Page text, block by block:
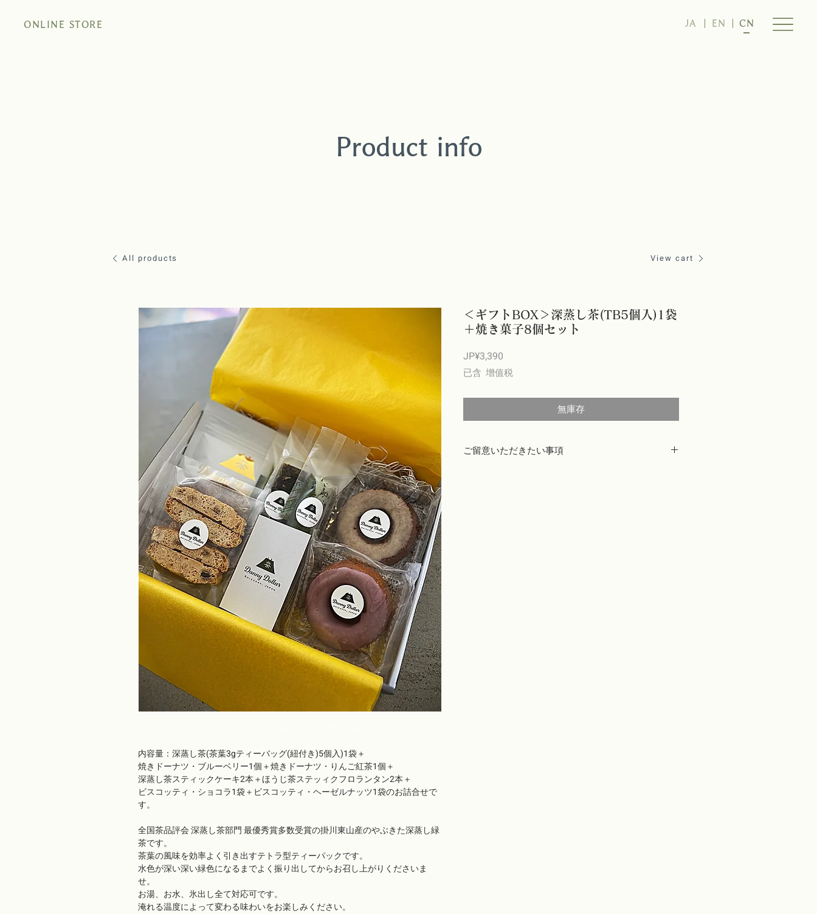
ONLINE STORE JA EN CN
Product info
All products View cart
内容量：深蒸し茶(茶葉3gティーバッグ(紐付き)5個入)1袋＋
焼きドーナツ・ブルーベリー1個＋焼きドーナツ・りんご紅茶1個＋
深蒸し茶スティックケーキ2本＋ほうじ茶ステッィクフロランタン2本＋
ビスコッティ・ショコラ1袋＋ビスコッティ・ヘーゼルナッツ1袋のお詰合せで
す。
全国茶品評会 深蒸し茶部門 最優秀賞多数受賞の掛川東山産のやぶきた深蒸し緑
茶です。
茶葉の風味を効率よく引き出すテトラ型ティーパックです。
水色が深い深い緑色になるまでよく振り出してからお召し上がりくださいま
せ。
お湯、お水、氷出し全て対応可です。
淹れる温度によって変わる味わいをお楽しみください。
＜ギフトBOX＞深蒸し茶(TB5個入)1袋
＋焼き菓子8個セット
JP¥3,390
格
已含 增值税
無庫存
ご留意いただきたい事項